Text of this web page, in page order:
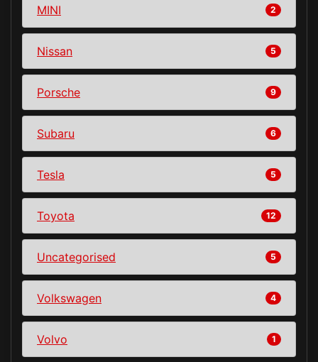
MINI 2
Nissan 5
Porsche 9
Subaru 6
Tesla 5
Toyota 12
Uncategorised 5
Volkswagen 4
Volvo 1